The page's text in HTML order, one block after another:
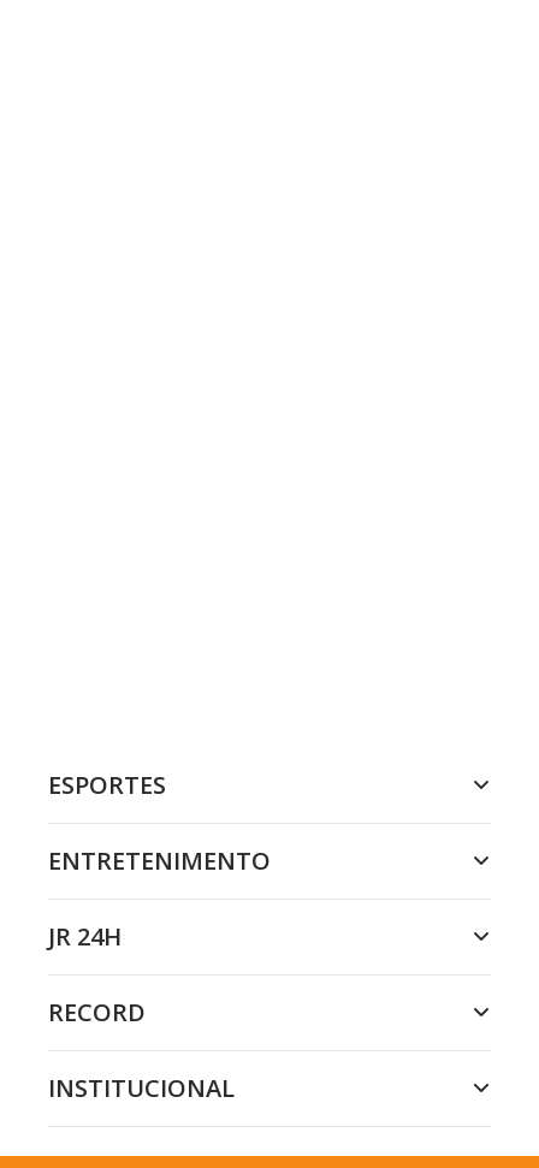
ESPORTES
ENTRETENIMENTO
JR 24H
RECORD
INSTITUCIONAL